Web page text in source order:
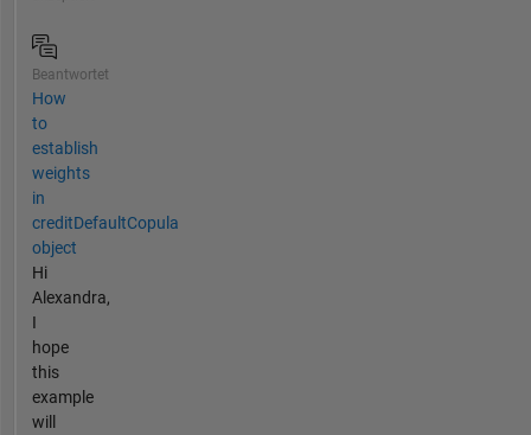
Beantwortet
How
to
establish
weights
in
creditDefaultCopula
object
Hi
Alexandra,
I
hope
this
example
will